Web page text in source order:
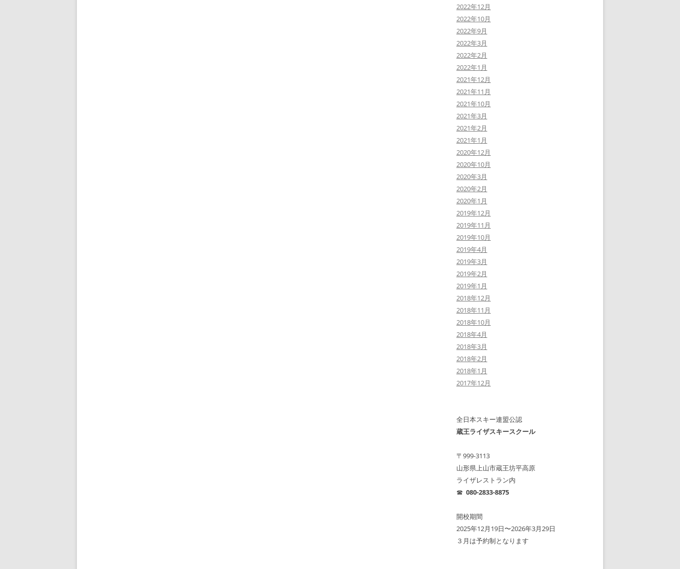
2022年12月
2022年10月
2022年9月
2022年3月
2022年2月
2022年1月
2021年12月
2021年11月
2021年10月
2021年3月
2021年2月
2021年1月
2020年12月
2020年10月
2020年3月
2020年2月
2020年1月
2019年12月
2019年11月
2019年10月
2019年4月
2019年3月
2019年2月
2019年1月
2018年12月
2018年11月
2018年10月
2018年4月
2018年3月
2018年2月
2018年1月
2017年12月
全日本スキー連盟公認
蔵王ライザスキースクール
〒999-3113
山形県上山市蔵王坊平高原
ライザレストラン内
☎︎ 080-2833-8875
開校期間
2025年12月19日〜2026年3月29日
３月は予約制となります